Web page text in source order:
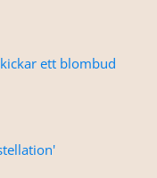
ett blombud